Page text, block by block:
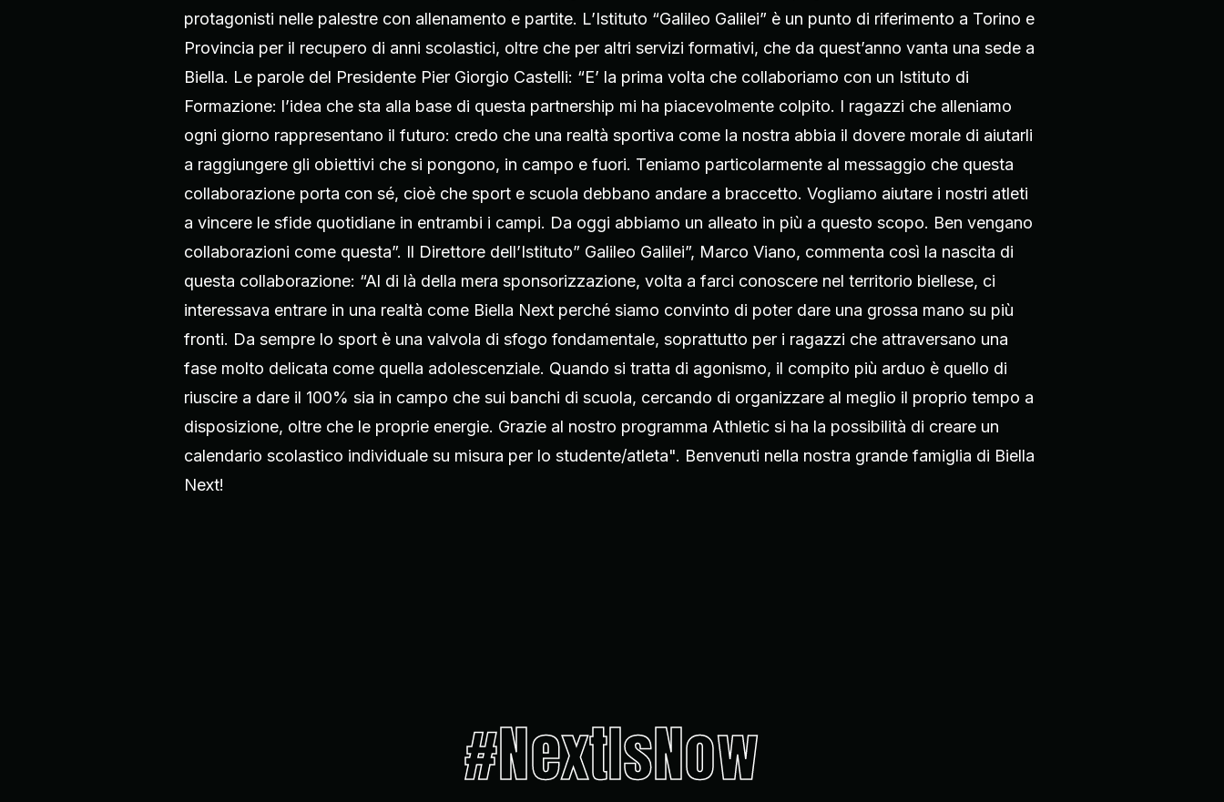
protagonisti nelle palestre con allenamento e partite. L’Istituto “Galileo Galilei” è un punto di riferimento a Torino e
Provincia per il recupero di anni scolastici, oltre che per altri servizi formativi, che da quest’anno vanta una sede a
Biella. Le parole del Presidente Pier Giorgio Castelli: “E’ la prima volta che collaboriamo con un Istituto di
Formazione: l’idea che sta alla base di questa partnership mi ha piacevolmente colpito. I ragazzi che alleniamo
ogni giorno rappresentano il futuro: credo che una realtà sportiva come la nostra abbia il dovere morale di aiutarli
a raggiungere gli obiettivi che si pongono, in campo e fuori. Teniamo particolarmente al messaggio che questa
collaborazione porta con sé, cioè che sport e scuola debbano andare a braccetto. Vogliamo aiutare i nostri atleti
a vincere le sfide quotidiane in entrambi i campi. Da oggi abbiamo un alleato in più a questo scopo. Ben vengano
collaborazioni come questa”. Il Direttore dell’Istituto” Galileo Galilei”, Marco Viano, commenta così la nascita di
questa collaborazione: “Al di là della mera sponsorizzazione, volta a farci conoscere nel territorio biellese, ci
interessava entrare in una realtà come Biella Next perché siamo convinto di poter dare una grossa mano su più
fronti. Da sempre lo sport è una valvola di sfogo fondamentale, soprattutto per i ragazzi che attraversano una
fase molto delicata come quella adolescenziale. Quando si tratta di agonismo, il compito più arduo è quello di
riuscire a dare il 100% sia in campo che sui banchi di scuola, cercando di organizzare al meglio il proprio tempo a
disposizione, oltre che le proprie energie. Grazie al nostro programma Athletic si ha la possibilità di creare un
calendario scolastico individuale su misura per lo studente/atleta". Benvenuti nella nostra grande famiglia di Biella
Next!
#NextIsNow